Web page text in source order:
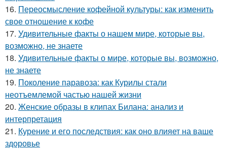
16. Переосмысление кофейной культуры: как изменить
свое отношение к кофе
17. Удивительные факты о нашем мире, которые вы,
возможно, не знаете
18. Удивительные факты о мире, которые вы, возможно,
не знаете
19. Поколение паравоза: как Курилы стали
неотъемлемой частью нашей жизни
20. Женские образы в клипах Билана: анализ и
интерпретация
21. Курение и его последствия: как оно влияет на ваше
здоровье